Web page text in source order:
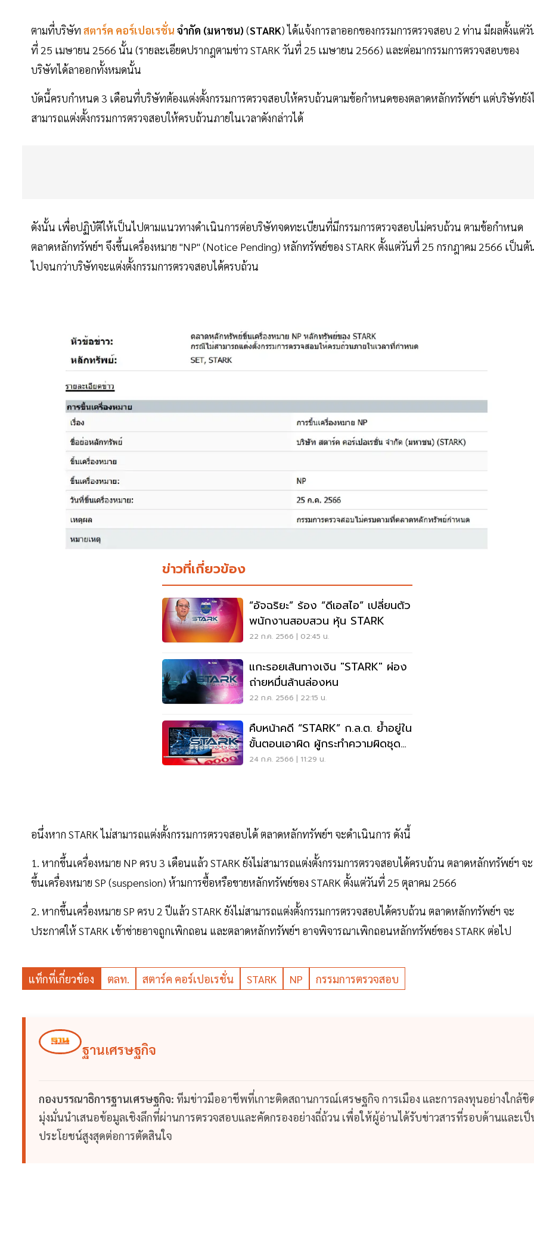
ตามที่บริษัท สตาร์ค คอร์เปอเรชั่น จำกัด (มหาชน) (STARK) ได้แจ้งการลาออกของกรรมการตรวจสอบ 2 ท่าน มีผลตั้งแต่วั
ที่ 25 เมษายน 2566 นั้น (รายละเอียดปรากฎตามข่าว STARK วันที่ 25 เมษายน 2566) และต่อมากรรมการตรวจสอบของ
บริษัทได้ลาออกทั้งหมดนั้น
บัดนี้ครบกำหนด 3 เดือนที่บริษัทต้องแต่งตั้งกรรมการตรวจสอบให้ครบถ้วนตามข้อกำหนดของตลาดหลักทรัพย์ฯ แต่บริษัทยัง
สามารถแต่งตั้งกรรมการตรวจสอบให้ครบถ้วนภายในเวลาดังกล่าวได้
ดังนั้น เพื่อปฏิบัติให้เป็นไปตามแนวทางดำเนินการต่อบริษัทจดทะเบียนที่มีกรรมการตรวจสอบไม่ครบถ้วน ตามข้อกำหนด
ตลาดหลักทรัพย์ฯ จึงขึ้นเครื่องหมาย "NP" (Notice Pending) หลักทรัพย์ของ STARK ตั้งแต่วันที่ 25 กรกฎาคม 2566 เป็นต้
ไปจนกว่าบริษัทจะแต่งตั้งกรรมการตรวจสอบได้ครบถ้วน
ข่าวที่เกี่ยวข้อง
“อัจฉริยะ” ร้อง “ดีเอสไอ” เปลี่ยนตัว
พนักงานสอบสวน หุ้น STARK
22 ก.ค. 2566 | 02:45 น.
แกะรอยเส้นทางเงิน "STARK" ผ่อง
ถ่ายหมื่นล้านล่องหน
22 ก.ค. 2566 | 22:15 น.
คืบหน้าคดี “STARK” ก.ล.ต. ย้ำอยู่ใน
ขั้นตอนเอาผิด ผู้กระทำความผิดชุดที่
สอง
24 ก.ค. 2566 | 11:29 น.
อนึ่งหาก STARK ไม่สามารถแต่งตั้งกรรมการตรวจสอบได้ ตลาดหลักทรัพย์ฯ จะดำเนินการ ดังนี้
1. หากขึ้นเครื่องหมาย NP ครบ 3 เดือนแล้ว STARK ยังไม่สามารถแต่งตั้งกรรมการตรวจสอบได้ครบถ้วน ตลาดหลักทรัพย์ฯ จะ
ขึ้นเครื่องหมาย SP (suspension) ห้ามการซื้อหรือขายหลักทรัพย์ของ STARK ตั้งแต่วันที่ 25 ตุลาคม 2566
2. หากขึ้นเครื่องหมาย SP ครบ 2 ปีแล้ว STARK ยังไม่สามารถแต่งตั้งกรรมการตรวจสอบได้ครบถ้วน ตลาดหลักทรัพย์ฯ จะ
ประกาศให้ STARK เข้าข่ายอาจถูกเพิกถอน และตลาดหลักทรัพย์ฯ อาจพิจารณาเพิกถอนหลักทรัพย์ของ STARK ต่อไป
แท็กที่เกี่ยวข้อง ตลท. สตาร์ค คอร์เปอเรชั่น STARK NP กรรมการตรวจสอบ
ฐานเศรษฐกิจ
กองบรรณาธิการฐานเศรษฐกิจ: ทีมข่าวมืออาชีพที่เกาะติดสถานการณ์เศรษฐกิจ การเมือง และการลงทุนอย่างใกล้ชิ
มุ่งมั่นนำเสนอข้อมูลเชิงลึกที่ผ่านการตรวจสอบและคัดกรองอย่างถี่ถ้วน เพื่อให้ผู้อ่านได้รับข่าวสารที่รอบด้านและเป็
ประโยชน์สูงสุดต่อการตัดสินใจ